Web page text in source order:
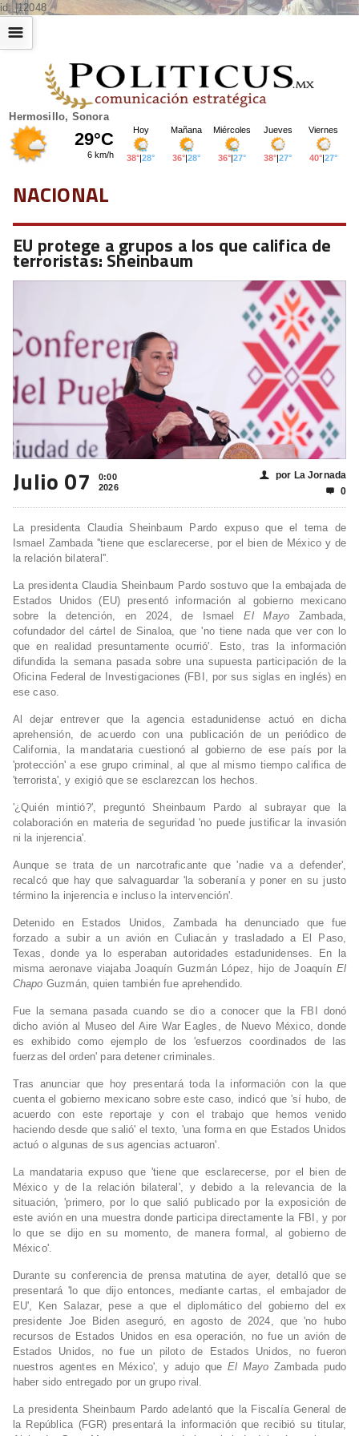
id: |12048
Hermosillo, Sonora
☰
NACIONAL
EU protege a grupos a los que califica de
terroristas: Sheinbaum
Julio 07
0:00
2026
👤 por La Jornada
 0
La presidenta Claudia Sheinbaum Pardo expuso que el tema de
Ismael Zambada ''tiene que esclarecerse, por el bien de México y de
la relación bilateral''.
La presidenta Claudia Sheinbaum Pardo sostuvo que la embajada de
Estados Unidos (EU) presentó información al gobierno mexicano
sobre la detención, en 2024, de IsmaelEl Mayo Zambada,
cofundador del cártel de Sinaloa, que 'no tiene nada que ver con lo
que en realidad presuntamente ocurrió'. Esto, tras la información
difundida la semana pasada sobre una supuesta participación de la
Oficina Federal de Investigaciones (FBI, por sus siglas en inglés) en
ese caso.
Al dejar entrever que la agencia estadunidense actuó en dicha
aprehensión, de acuerdo con una publicación de un periódico de
California, la mandataria cuestionó al gobierno de ese país por la
'protección' a ese grupo criminal, al que al mismo tiempo califica de
'terrorista', y exigió que se esclarezcan los hechos.
'¿Quién mintió?', preguntó Sheinbaum Pardo al subrayar que la
colaboración en materia de seguridad 'no puede justificar la invasión
ni la injerencia'.
Aunque se trata de un narcotraficante que 'nadie va a defender',
recalcó que hay que salvaguardar 'la soberanía y poner en su justo
término la injerencia e incluso la intervención'.
Detenido en Estados Unidos, Zambada ha denunciado que fue
forzado a subir a un avión en Culiacán y trasladado a El Paso,
Texas, donde ya lo esperaban autoridades estadunidenses. En la
misma aeronave viajaba Joaquín Guzmán López, hijo de Joaquín El
Chapo Guzmán, quien también fue aprehendido.
Fue la semana pasada cuando se dio a conocer que la FBI donó
dicho avión al Museo del Aire War Eagles, de Nuevo México, donde
es exhibido como ejemplo de los 'esfuerzos coordinados de las
fuerzas del orden' para detener criminales.
Tras anunciar que hoy presentará toda la información con la que
cuenta el gobierno mexicano sobre este caso, indicó que 'sí hubo, de
acuerdo con este reportaje y con el trabajo que hemos venido
haciendo desde que salió' el texto, 'una forma en que Estados Unidos
actuó o algunas de sus agencias actuaron'.
La mandataria expuso que 'tiene que esclarecerse, por el bien de
México y de la relación bilateral', y debido a la relevancia de la
situación, 'primero, por lo que salió publicado por la exposición de
este avión en una muestra donde participa directamente la FBI, y por
lo que se dijo en su momento, de manera formal, al gobierno de
México'.
Durante su conferencia de prensa matutina de ayer, detalló que se
presentará 'lo que dijo entonces, mediante cartas, el embajador de
EU', Ken Salazar, pese a que el diplomático del gobierno del ex
presidente Joe Biden aseguró, en agosto de 2024, que 'no hubo
recursos de Estados Unidos en esa operación, no fue un avión de
Estados Unidos, no fue un piloto de Estados Unidos, no fueron
nuestros agentes en México', y adujo que El Mayo Zambada pudo
haber sido entregado por un grupo rival.
La presidenta Sheinbaum Pardo adelantó que la Fiscalía General de
la República (FGR) presentará la información que recibió su titular,